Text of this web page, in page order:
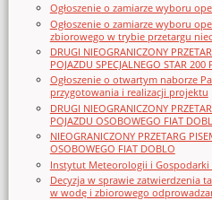
Ogłoszenie o zamiarze wyboru
Ogłoszenie o zamiarze wyboru
zbiorowego w trybie przetargu
DRUGI NIEOGRANICZONY
POJAZDU SPECJALNEGO STAR 200
Ogłoszenie o otwartym naborze
przygotowania i realizacji projektu
DRUGI NIEOGRANICZONY
POJAZDU OSOBOWEGO FIAT
NIEOGRANICZONY PRZETARG
OSOBOWEGO FIAT DOBLO
Instytut Meteorologii i Gospodarki
Decyzja w sprawie zatwierdzenia
w wodę i zbiorowego